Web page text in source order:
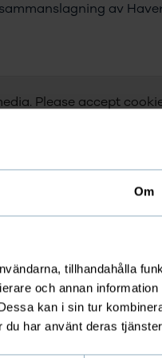
Om
tillhandahålla
och annan information
kan i sin tur
har använt deras
av
Please accept
A10: